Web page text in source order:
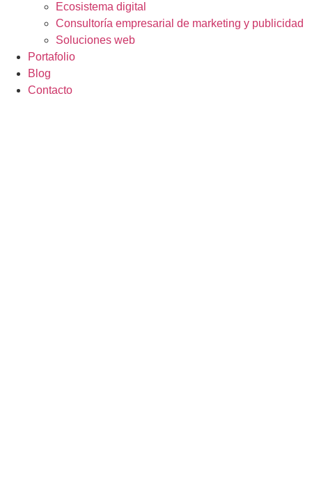
Ecosistema digital
Consultoría empresarial de marketing y publicidad
Soluciones web
Portafolio
Blog
Contacto